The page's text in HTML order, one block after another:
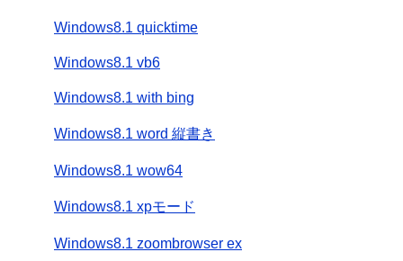
Windows8.1 quicktime
Windows8.1 vb6
Windows8.1 with bing
Windows8.1 word 縦書き
Windows8.1 wow64
Windows8.1 xpモード
Windows8.1 zoombrowser ex